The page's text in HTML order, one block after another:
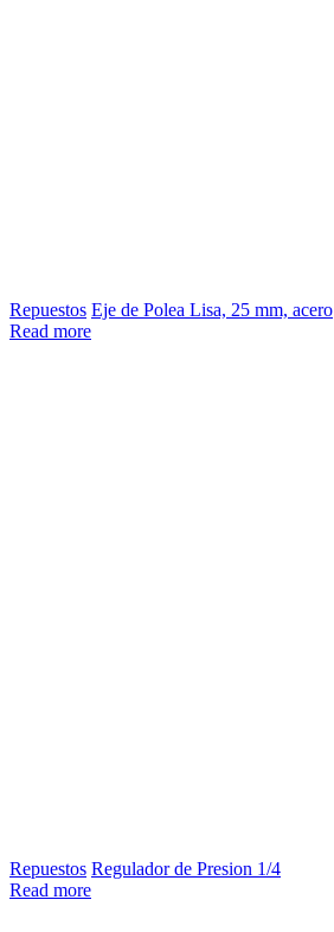
Repuestos Eje de Polea Lisa, 25 mm, acero
Read more
Repuestos Regulador de Presion 1/4
Read more